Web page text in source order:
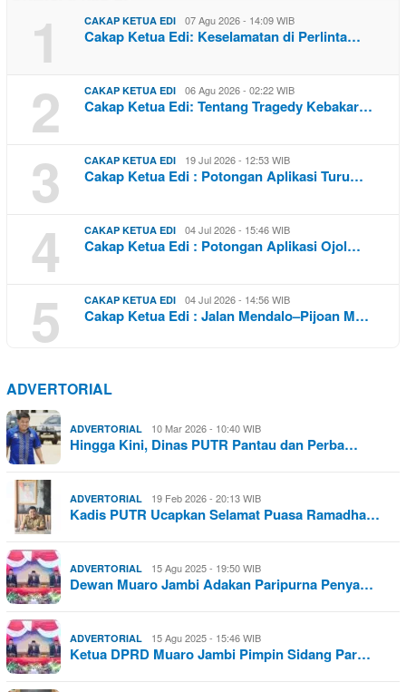
1 CAKAP KETUA EDI 07 Agu 2026 - 14:09 WIB
Cakap Ketua Edi: Keselamatan di Perlinta…
2 CAKAP KETUA EDI 06 Agu 2026 - 02:22 WIB
Cakap Ketua Edi: Tentang Tragedy Kebakar…
3 CAKAP KETUA EDI 19 Jul 2026 - 12:53 WIB
Cakap Ketua Edi : Potongan Aplikasi Turu…
4 CAKAP KETUA EDI 04 Jul 2026 - 15:46 WIB
Cakap Ketua Edi : Potongan Aplikasi Ojol…
5 CAKAP KETUA EDI 04 Jul 2026 - 14:56 WIB
Cakap Ketua Edi : Jalan Mendalo–Pijoan M…
ADVERTORIAL
ADVERTORIAL 10 Mar 2026 - 10:40 WIB
Hingga Kini, Dinas PUTR Pantau dan Perba…
ADVERTORIAL 19 Feb 2026 - 20:13 WIB
Kadis PUTR Ucapkan Selamat Puasa Ramadha…
ADVERTORIAL 15 Agu 2025 - 19:50 WIB
Dewan Muaro Jambi Adakan Paripurna Penya…
ADVERTORIAL 15 Agu 2025 - 15:46 WIB
Ketua DPRD Muaro Jambi Pimpin Sidang Par…